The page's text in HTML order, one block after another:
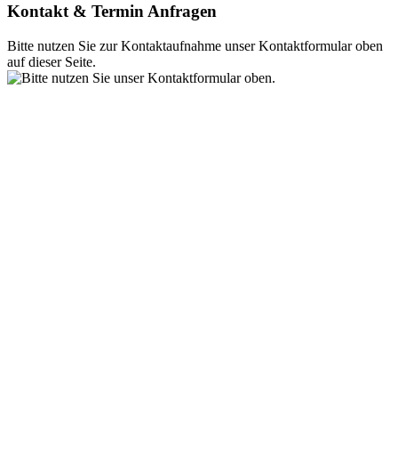
Kontakt & Termin Anfragen
Bitte nutzen Sie zur Kontaktaufnahme unser Kontaktformular oben
auf dieser Seite.